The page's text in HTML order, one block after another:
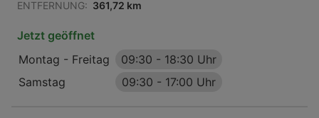
ENTFERNUNG: 361,72 km
Jetzt geöffnet
Montag - Freitag
09:30 - 18:30 Uhr
Samstag
09:30 - 17:00 Uhr